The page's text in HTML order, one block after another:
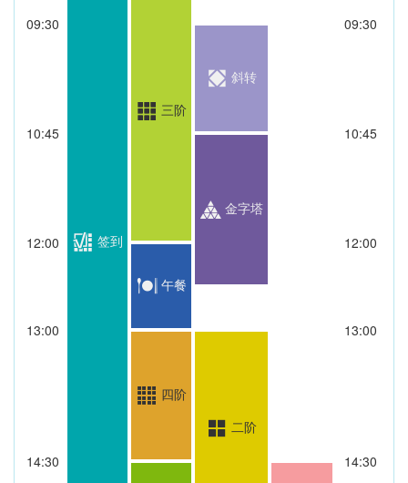
签到
三阶
09:30
斜转
09:30
10:45
金字塔
10:45
12:00
午餐
12:00
13:00
四阶
二阶
13:00
14:30 14:30